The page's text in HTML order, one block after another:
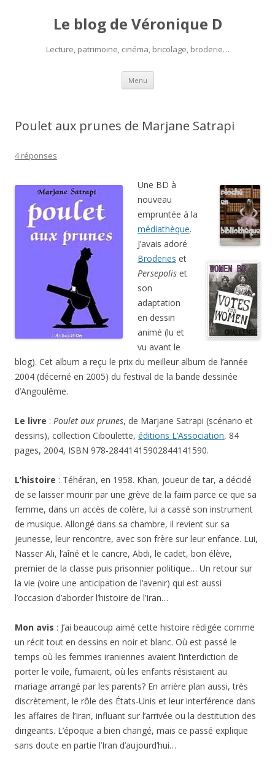
Le blog de Véronique D
Lecture, patrimoine, cinéma, bricolage, broderie…
Menu Aller
contenu
Poulet aux prunes de Marjane Satrapi
4 réponses
Une BD à
nouveau
empruntée à la
médiathèque.
J’avais adoré
Broderies et
Persepolis et
son
adaptation
en dessin
animé (lu et
vu avant le
blog). Cet album a reçu le prix du meilleur album de l’année
2004 (décerné en 2005) du festival de la bande dessinée
d’Angoulême.
Le livre : Poulet aux prunes, de Marjane Satrapi (scénario et
dessins), collection Ciboulette, éditions L’Association, 84
pages, 2004, ISBN 978-28441415902844141590.
L’histoire : Téhéran, en 1958. Khan, joueur de tar, a décidé
de se laisser mourir par une grève de la faim parce ce que sa
femme, dans un accès de colère, lui a cassé son instrument
de musique. Allongé dans sa chambre, il revient sur sa
jeunesse, leur rencontre, avec son frère sur leur enfance. Lui,
Nasser Ali, l’aîné et le cancre, Abdi, le cadet, bon élève,
premier de la classe puis prisonnier politique… Un retour sur
la vie (voire une anticipation de l’avenir) qui est aussi
l’occasion d’aborder l’histoire de l’Iran…
Mon avis : J’ai beaucoup aimé cette histoire rédigée comme
un récit tout en dessins en noir et blanc. Où est passé le
temps où les femmes iraniennes avaient l’interdiction de
porter le voile, fumaient, où les enfants résistaient au
mariage arrangé par les parents? En arrière plan aussi, très
discrètement, le rôle des États-Unis et leur interférence dans
les affaires de l’Iran, influant sur l’arrivée ou la destitution des
dirigeants. L’époque a bien changé, mais ce passé explique
sans doute en partie l’Iran d’aujourd’hui…